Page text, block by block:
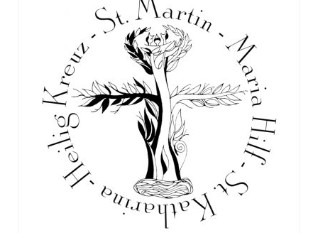
Maltische für Kinder
Pfadfinder